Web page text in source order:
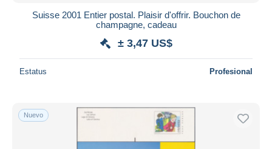
Suisse 2001 Entier postal. Plaisir d'offrir. Bouchon de
champagne, cadeau
± 3,47 US$
Estatus Profesional
Nuevo